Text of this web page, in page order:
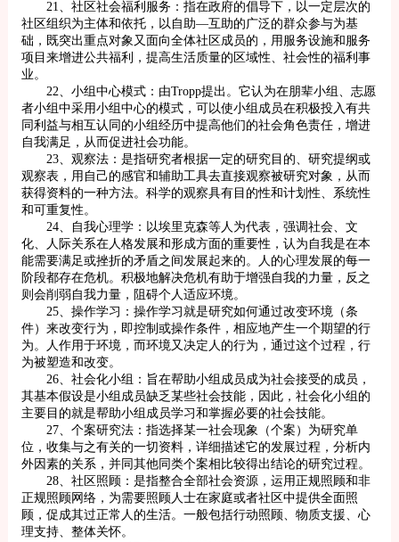
21、社区社会福利服务：指在政府的倡导下，以一定层次的
社区组织为主体和依托，以自助—互助的广泛的群众参与为基
础，既突出重点对象又面向全体社区成员的，用服务设施和服务
项目来增进公共福利，提高生活质量的区域性、社会性的福利事
业。
22、小组中心模式：由Tropp提出。它认为在朋辈小组、志愿
者小组中采用小组中心的模式，可以使小组成员在积极投入有共
同利益与相互认同的小组经历中提高他们的社会角色责任，增进
自我满足，从而促进社会功能。
23、观察法：是指研究者根据一定的研究目的、研究提纲或
观察表，用自己的感官和辅助工具去直接观察被研究对象，从而
获得资料的一种方法。科学的观察具有目的性和计划性、系统性
和可重复性。
24、自我心理学：以埃里克森等人为代表，强调社会、文
化、人际关系在人格发展和形成方面的重要性，认为自我是在本
能需要满足或挫折的矛盾之间发展起来的。人的心理发展的每一
阶段都存在危机。积极地解决危机有助于增强自我的力量，反之
则会削弱自我力量，阻碍个人适应环境。
25、操作学习：操作学习就是研究如何通过改变环境（条
件）来改变行为，即控制或操作条件，相应地产生一个期望的行
为。人作用于环境，而环境又决定人的行为，通过这个过程，行
为被塑造和改变。
26、社会化小组：旨在帮助小组成员成为社会接受的成员，
其基本假设是小组成员缺乏某些社会技能，因此，社会化小组的
主要目的就是帮助小组成员学习和掌握必要的社会技能。
27、个案研究法：指选择某一社会现象（个案）为研究单
位，收集与之有关的一切资料，详细描述它的发展过程，分析内
外因素的关系，并同其他同类个案相比较得出结论的研究过程。
28、社区照顾：是指整合全部社会资源，运用正规照顾和非
正规照顾网络，为需要照顾人士在家庭或者社区中提供全面照
顾，促成其过正常人的生活。一般包括行动照顾、物质支援、心
理支持、整体关怀。